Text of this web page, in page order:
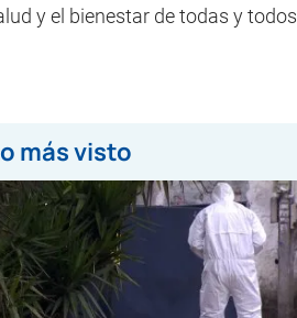
y el bienestar de todas y todos
más visto